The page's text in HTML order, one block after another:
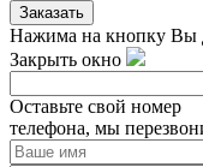
Заказать
Нажима на кнопку Вы
Закрыть окно
Оставьте свой номер
телефона, мы